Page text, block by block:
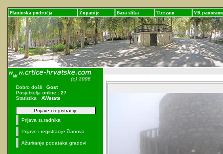
Planinska područja Županije Baza slika Turizam VR panorame
Dobro došli : Gost
Posjetitelja online : 27
Statistika : AWstats
Prijave i registracije
Prijava suradnika
Prijave i registracije članova
Ažuriranje podataka gradovi